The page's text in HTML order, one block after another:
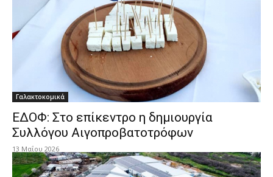
Γαλακτοκομικά
ΕΔΟΦ: Στο επίκεντρο η δημιουργία
Συλλόγου Αιγοπροβατοτρόφων
13 Μαΐου 2026